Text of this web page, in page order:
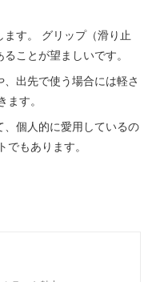
す。 グリップ（滑り止
ことが望ましいです。
出先で使う場合には軽さ
ます。
個人的に愛用しているの
もあります。